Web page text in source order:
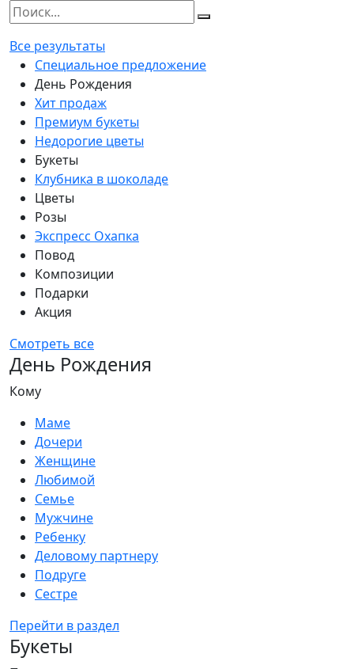
Все результаты
Специальное предложение
День Рождения
Хит продаж
Премиум букеты
Недорогие цветы
Букеты
Клубника в шоколаде
Цветы
Розы
Экспресс Охапка
Повод
Композиции
Подарки
Акция
Смотреть все
День Рождения
Кому
Маме
Дочери
Женщине
Любимой
Семье
Мужчине
Ребенку
Деловому партнеру
Подруге
Сестре
Перейти в раздел
Букеты